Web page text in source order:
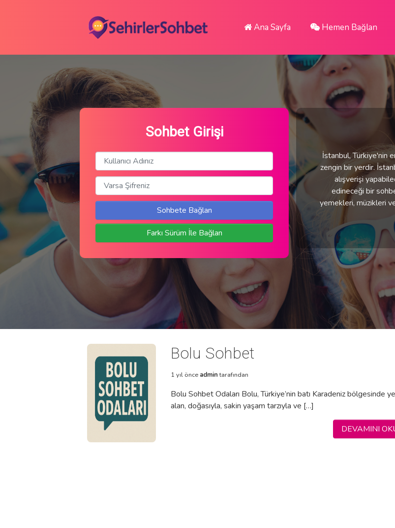
Ana Sayfa Hemen Bağlan
Sohbet Girişi
Sohbete Bağlan
Farkı Sürüm İle Bağlan
İstanbul, Türkiye'nin
zengin bir yerdir.
alışverişi
edineceği bir
yemekleri, müzikleri
Bolu Sohbet
1 yıl önce admintarafından
Bolu Sohbet Odaları Bolu, Türkiye’nin batı Karadeniz bölgesinde
alan, doğasıyla, sakin yaşam tarzıyla ve […]
DEVAMINI